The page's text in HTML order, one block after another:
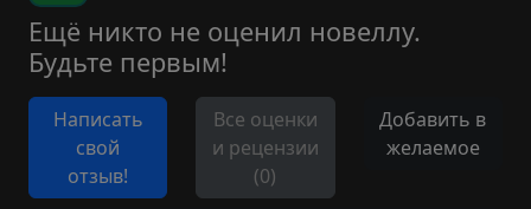
Ещё никто не оценил новеллу.
Будьте первым!
Написать
свой
отзыв!
Все оценки
и рецензии
(0)
Добавить в
желаемое